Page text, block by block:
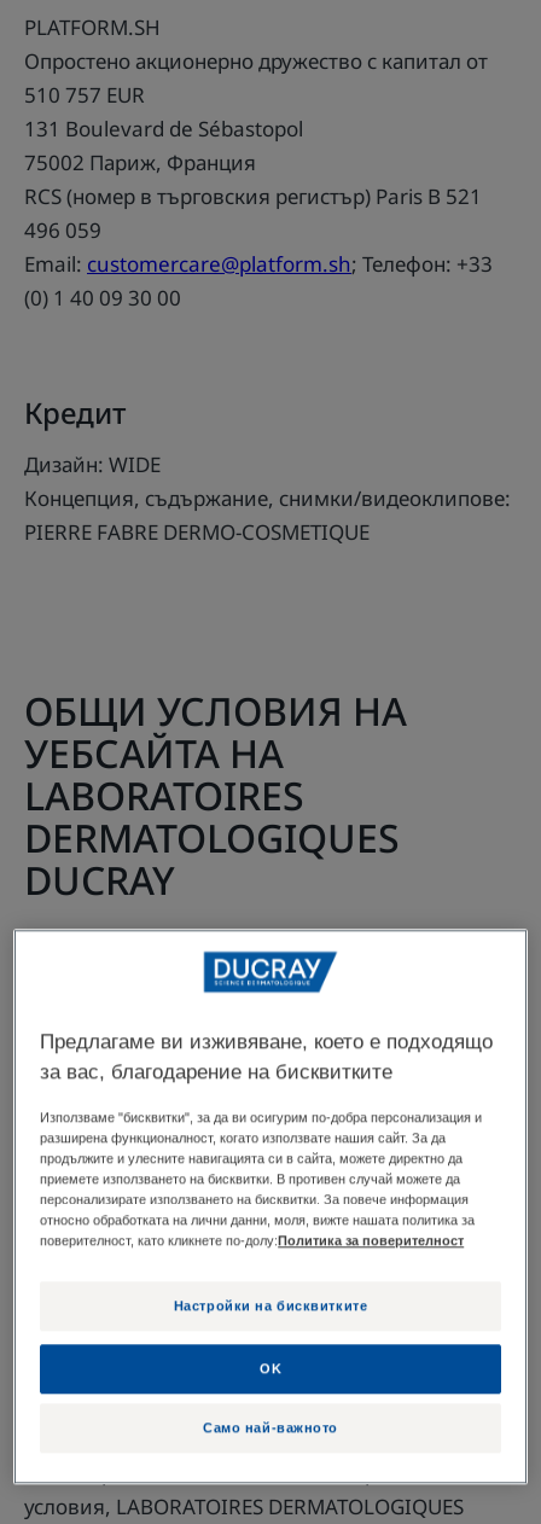
PLATFORM.SH
Опростено акционерно дружество с капитал от
510 757 EUR
131 Boulevard de Sébastopol
75002 Париж, Франция
RCS (номер в търговския регистър) Paris B 521
496 059
Email: customercare@platform.sh; Телефон: +33
(0) 1 40 09 30 00
Кредит
Дизайн: WIDE
Концепция, съдържание, снимки/видеоклипове:
PIERRE FABRE DERMO-COSMETIQUE
ОБЩИ УСЛОВИЯ НА
УЕБСАЙТА НА
LABORATOIRES
DERMATOLOGIQUES
DUCRAY
ЧЛЕН 1 - ЦЕЛ НА ОБЩИТЕ
УСЛОВИЯ
Целта на настоящите общи условия за ползване
(наричани по-нататък "ОУ") е да определят
условията за ползване и достъп до Уебсайта,
принадлежащ на LABORATOIRES
DERMATOLOGIQUES DUCRAY (наричан по-нататък
"LABORATOIRES DERMATOLOGIQUES DUCRAY"),
DERMO-COSMETIQUE (наричан по-нататък
"PFDC"), за които се счита, че потребителите
(наричани по-нататък "Потребители") приемат
само с посещението на този Уебсайт.
условия, LABORATOIRES DERMATOLOGIQUES
Предлагаме ви изживяване, което е подходящо
за вас, благодарение на бисквитките
Използваме "бисквитки", за да ви осигурим по-добра персонализация и
разширена функционалност, когато използвате нашия сайт. За да
продължите и улесните навигацията си в сайта, можете директно да
приемете използването на бисквитки. В противен случай можете да
персонализирате използването на бисквитки. За повече информация
относно обработката на лични данни, моля, вижте нашата политика за
поверителност, като кликнете по-долу:Политика за поверителност
Настройки на бисквитките
Само най-важното
OK